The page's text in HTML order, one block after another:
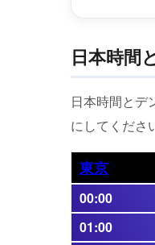
日本時間
日本時間とデ
にしてくださ
東京
00:00
01:00